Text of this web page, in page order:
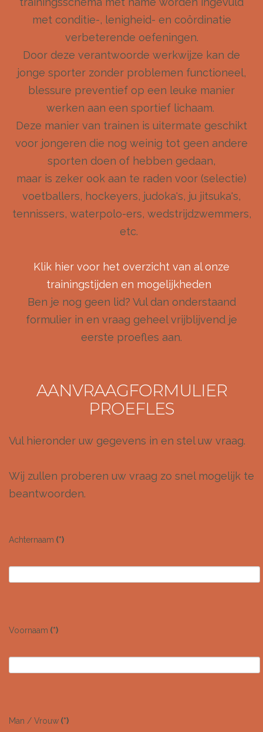
met conditie-, lenigheid- en coördinatie
verbeterende oefeningen.
Door deze verantwoorde werkwijze kan de
jonge sporter zonder problemen functioneel,
blessure preventief op een leuke manier
werken aan een sportief lichaam.
Deze manier van trainen is uitermate geschikt
voor jongeren die nog weinig tot geen andere
sporten doen of hebben gedaan,
maar is zeker ook aan te raden voor (selectie)
voetballers, hockeyers, judoka's, ju jitsuka's,
tennissers, waterpolo-ers, wedstrijdzwemmers,
etc.
Klik hier voor het overzicht van al onze
trainingstijden en mogelijkheden
Ben je nog geen lid? Vul dan onderstaand
formulier in en vraag geheel vrijblijvend je
eerste proefles aan.
AANVRAAGFORMULIER
PROEFLES
Vul hieronder uw gegevens in en stel uw vraag.
Wij zullen proberen uw vraag zo snel mogelijk te
beantwoorden.
Achternaam (*)
Voornaam (*)
Man / Vrouw (*)